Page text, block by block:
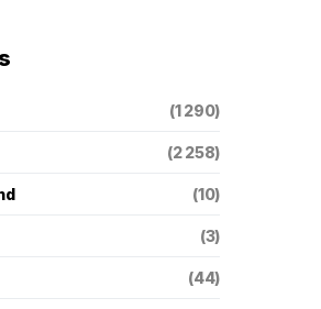
(1 290)
(2 258)
(10)
(3)
(44)